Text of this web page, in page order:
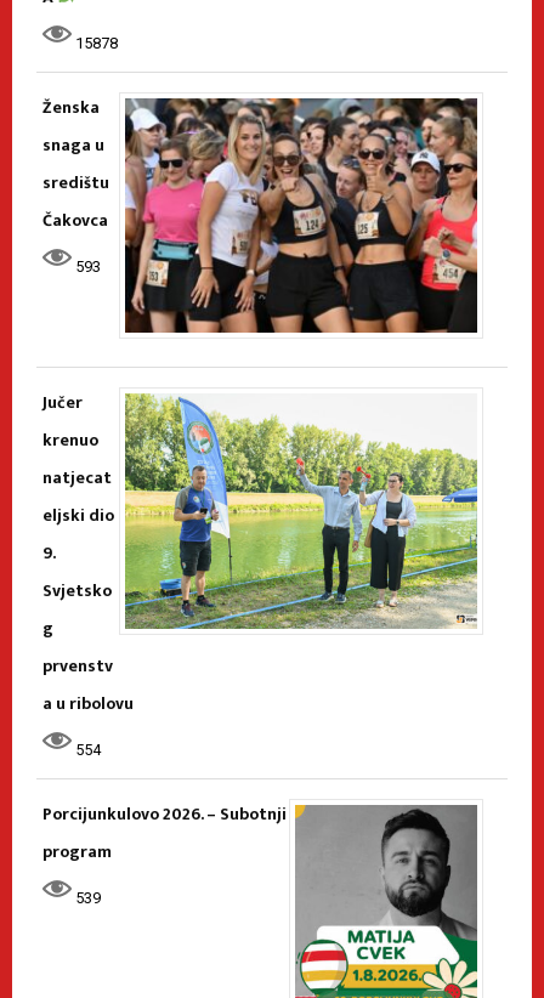
15878
Ženska
snaga u
središtu
Čakovca
593
Jučer
krenuo
natjecat
eljski dio
9.
Svjetsko
g
prvenstv
a u ribolovu
554
Porcijunkulovo 2026. – Subotnji
program
539